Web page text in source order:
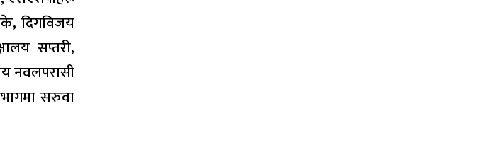
दिगविजय
सप्तरी,
नवलपरासी
सरुवा